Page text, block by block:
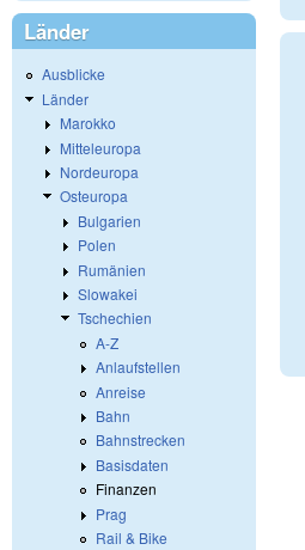
Länder
Ausblicke
Länder
Marokko
Mitteleuropa
Nordeuropa
Osteuropa
Bulgarien
Polen
Rumänien
Slowakei
Tschechien
A-Z
Anlaufstellen
Anreise
Bahn
Bahnstrecken
Basisdaten
Finanzen
Prag
Rail & Bike